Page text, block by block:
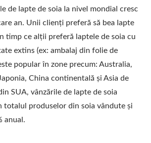
LAPTE DE
MAȘINĂ
PENTRU
LAPTELUI
APARAT UȘOR
TOFU,
de lapte de soia la nivel mondial cresc
an. Unii clienți preferă să bea lapte
timp ce alții preferă laptele de soia cu
extins (ex: ambalaj din folie de
popular în zone precum: Australia,
China continentală și Asia de
SUA, vânzările de lapte de soia
totalul produselor din soia vândute și
anual.